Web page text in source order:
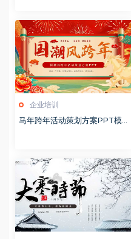
企业培训
马年跨年活动策划方案PPT模